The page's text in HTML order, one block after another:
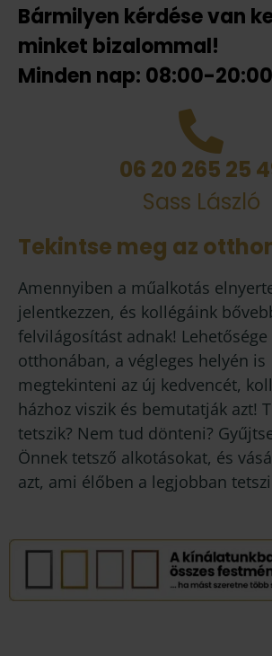
Bármilyen kérdése van
minket bizalommal!
Minden nap: 08:00-
06 20 265 25
Sass László
Tekintse meg az
Amennyiben a műalkotás
jelentkezzen, és kollégáink
felvilágosítást adnak! Lehetősége
otthonában, a végleges helyén is
megtekinteni az új kedvencét,
házhoz viszik és bemutatják azt!
tetszik? Nem tud dönteni?
Önnek tetsző alkotásokat, és
azt, ami élőben a legjobban